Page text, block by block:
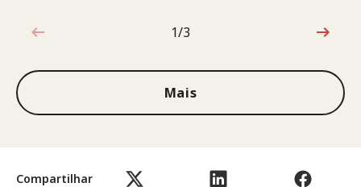
Compartilhar
1 de 3
1/3
Mais